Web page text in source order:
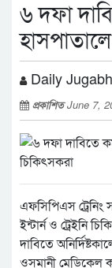
৬ দফা
Daily
প্রকাশিতJune 7,
এফসিপিএস ট্রেনিং
ইন্টার্ন ও ট্রেইনি
দাবিতে
ওসমানী মেডিকেল